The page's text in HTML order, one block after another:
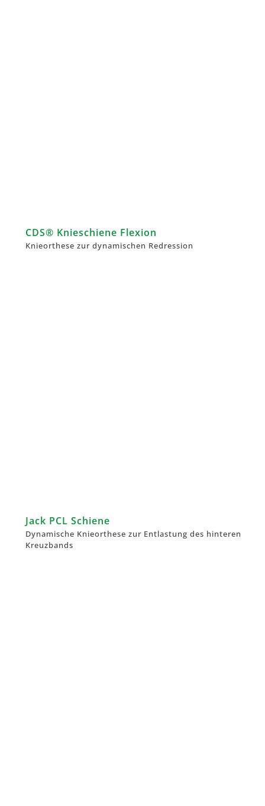
CDS® Knieschiene Flexion
Knieorthese zur dynamischen Redression
Jack PCL Schiene
Dynamische Knieorthese zur Entlastung des hinteren
Kreuzbands